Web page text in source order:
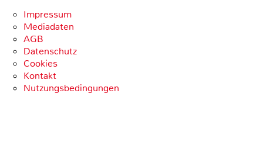
Impressum
Mediadaten
AGB
Datenschutz
Cookies
Kontakt
Nutzungsbedingungen